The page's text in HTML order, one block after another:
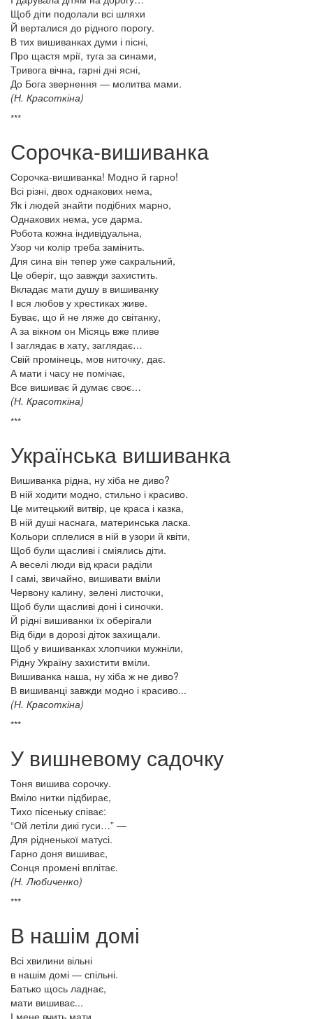
Щоб діти подолали всі шляхи
Й верталися до рідного порогу.
В тих вишиванках думи і пісні,
Про щастя мрії, туга за синами,
Тривога вічна, гарні дні ясні,
До Бога звернення — молитва мами.
(Н. Красоткіна)
***
Сорочка-вишиванка
Сорочка-вишиванка! Модно й гарно!
Всі різні, двох однакових нема,
Як і людей знайти подібних марно,
Однакових нема, усе дарма.
Робота кожна індивідуальна,
Узор чи колір треба замінить.
Для сина він тепер уже сакральний,
Це оберіг, що завжди захистить.
Вкладає мати душу в вишиванку
І вся любов у хрестиках живе.
Буває, що й не ляже до світанку,
А за вікном он Місяць вже пливе
І заглядає в хату, заглядає…
Свій промінець, мов ниточку, дає.
А мати і часу не помічає,
Все вишиває й думає своє…
(Н. Красоткіна)
***
Українська вишиванка
Вишиванка рідна, ну хіба не диво?
В ній ходити модно, стильно і красиво.
Це митецький витвір, це краса і казка,
В ній душі наснага, материнська ласка.
Кольори сплелися в ній в узори й квіти,
Щоб були щасливі і сміялись діти.
А веселі люди від краси раділи
І самі, звичайно, вишивати вміли
Червону калину, зелені листочки,
Щоб були щасливі доні і синочки.
Й рідні вишиванки їх оберігали
Від біди в дорозі діток захищали.
Щоб у вишиванках хлопчики мужніли,
Рідну Україну захистити вміли.
Вишиванка наша, ну хіба ж не диво?
В вишиванці завжди модно і красиво...
(Н. Красоткіна)
***
У вишневому садочку
Тоня вишива сорочку.
Вміло нитки підбирає,
Тихо пісеньку співає:
“Ой летіли дикі гуси…” —
Для рідненької матусі.
Гарно доня вишиває,
Сонця промені вплітає.
(Н. Любиченко)
***
В нашім домі
Всі хвилини вільні
в нашім домі — спільні.
Батько щось ладнає,
мати вишиває...
І мене вчить мати